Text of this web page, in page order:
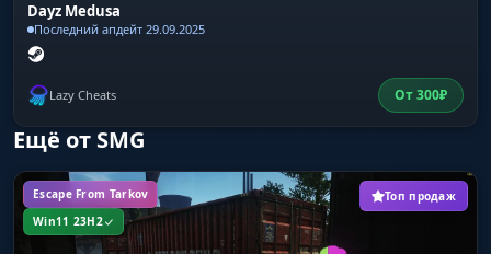
Dayz Medusa
Последний апдейт 29.09.2025
Lazy Cheats От300₽
Ещё от SMG
Escape From Tarkov
Win11 23H2
Топ продаж